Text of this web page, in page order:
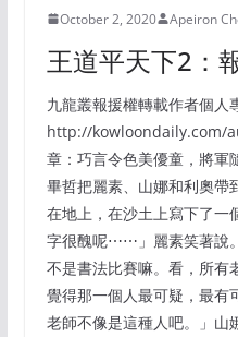
October 2, 2020 Apeiron
王道平天下2：
九龍叢報援權轉載作者個人
http://kowloondaily.com/
章：巧言令色美優童，將軍
畢哲把麗素、山娜和利奧帶
在地上，在沙土上寫下了一
字很醜呢⋯⋯」麗素笑著說
不是書法比賽嘛。看，所有
覺得那一個人最可疑，最有
老師不像是這種人吧。」山